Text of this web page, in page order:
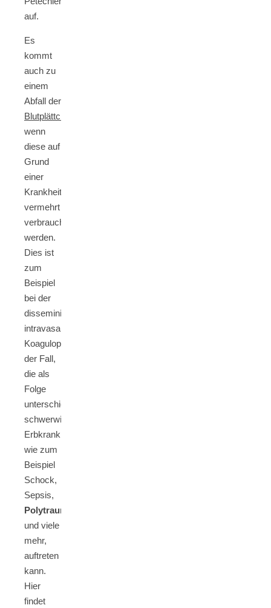
auf.
Es
kommt
auch zu
einem
Abfall der
Blutplättchen
wenn
diese auf
Grund
einer
Krankheit
vermehrt
verbraucht
werden.
Dies ist
zum
Beispiel
bei der
disseminierten
intravasalem
Koagulopathie
der Fall,
die als
Folge
unterschiedlichster
schwerwiegender
Erbkrankheiten
wie zum
Beispiel
Schock,
Sepsis,
Polytraumata
und viele
mehr,
auftreten
kann.
Hier
findet